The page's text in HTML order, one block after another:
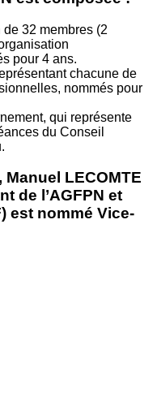
de 32 membres (2
pour 4 ans.
chacune de
nommés pour
qui représente
du Conseil
LECOMTE
de l’AGFPN et
est nommé Vice-